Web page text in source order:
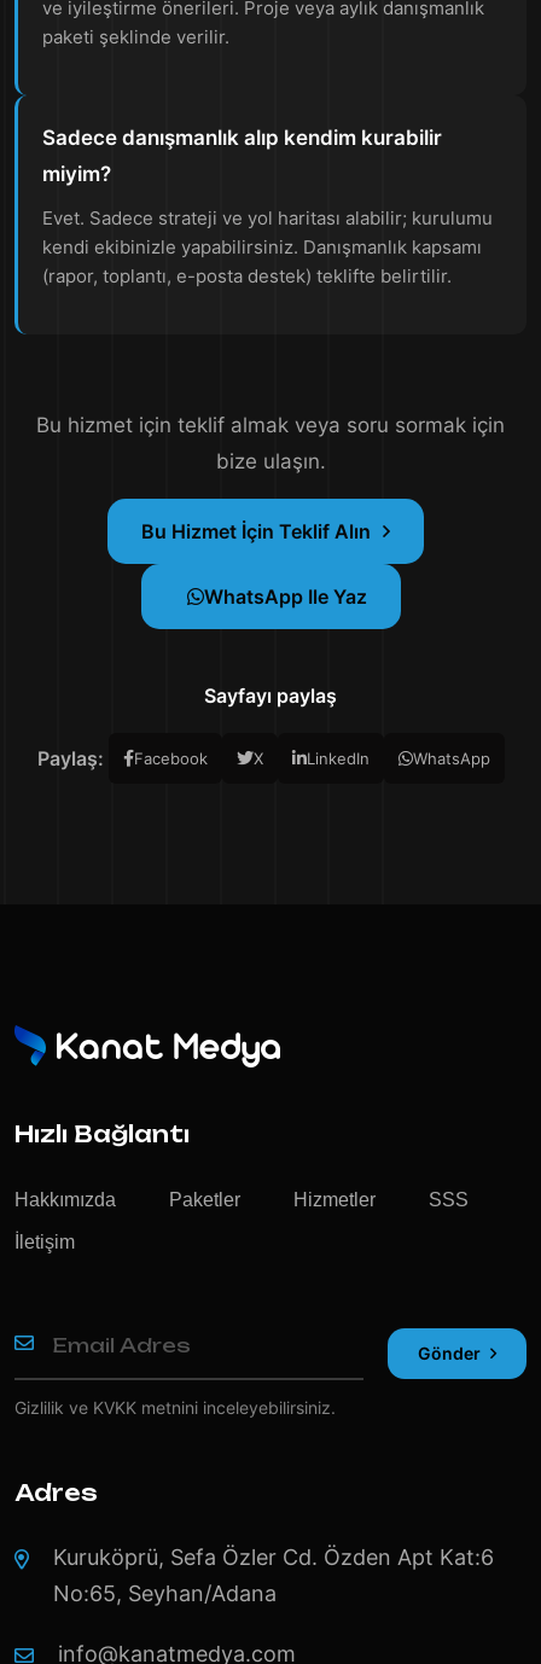
ve iyileştirme önerileri. Proje veya aylık danışmanlık
paketi şeklinde verilir.
Sadece danışmanlık alıp kendim kurabilir
miyim?
Evet. Sadece strateji ve yol haritası alabilir; kurulumu
kendi ekibinizle yapabilirsiniz. Danışmanlık kapsamı
(rapor, toplantı, e-posta destek) teklifte belirtilir.
Bu hizmet için teklif almak veya soru sormak için
bize ulaşın.
Bu Hizmet İçin Teklif Alın
WhatsApp Ile Yaz
Sayfayı paylaş
Paylaş: Facebook X LinkedIn WhatsApp
Hızlı Bağlantı
Hakkımızda Paketler Hizmetler SSS
İletişim
Gönder
Gizlilik ve KVKK metnini inceleyebilirsiniz.
Adres
Kuruköprü, Sefa Özler Cd. Özden Apt Kat:6
No:65, Seyhan/Adana
info@kanatmedya.com